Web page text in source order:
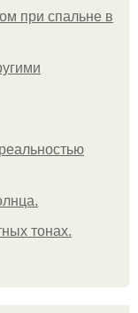
при спальне в
тонах.